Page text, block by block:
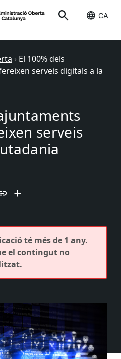
CA
› El 100% dels
serveis digitals a la
serveis
té més de 1 any.
el contingut no